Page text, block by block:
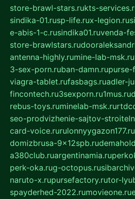
store-brawl-stars.rukts-
sindika-01.rusp-life.rux-legion.ru
e-abis-1-c.rusindika01.ruvenda-
store-brawlstars.ru
antenna-highly.rumine-lab-msk.ru
3-sex-porn.ruban-damn.rupurse-
viagra-tablet.rufasbags.ruadler-
fincontech.ru3sexporn.ru1mus.ru
rebus-toys.ruminelab-msk.ru
seo-prodvizhenie-sajtov-
card-voice.rurulonnyygazon177.ru
domizbrusa-9x12spb.ru
a380club.ruargentinamia.ru
perk-oka.rug-octopus.ru
naruto-x.rupursefactory.rutor-
spayderhed-2022.rumovieone.ru